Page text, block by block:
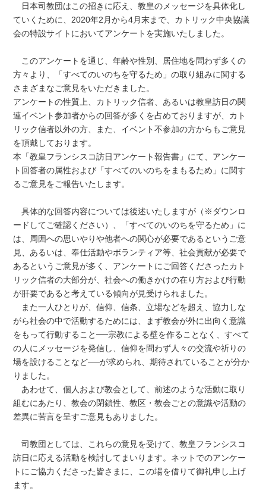
日本司教団はこの招きに応え、教皇のメッセージを具体化し
ていくために、2020年2月から4月末まで、カトリック中央協議
会の特設サイトにおいてアンケートを実施いたしました。
このアンケートを通じ、年齢や性別、居住地を問わず多くの
方々より、「すべてのいのちを守るため」の取り組みに関する
さまざまなご意見をいただきました。
アンケートの性質上、カトリック信者、あるいは教皇訪日の関
連イベント参加者からの回答が多くを占めておりますが、カト
リック信者以外の方、また、イベント不参加の方からもご意見
を頂戴しております。
本「教皇フランシスコ訪日アンケート報告書」にて、アンケー
ト回答者の属性および「すべてのいのちをまもるため」に関す
るご意見をご報告いたします。
具体的な回答内容については後述いたしますが（※ダウンロ
ードしてご確認ください）、「すべてのいのちを守るため」に
は、周囲への思いやりや他者への関心が必要であるというご意
見、あるいは、奉仕活動やボランティア等、社会貢献が必要で
あるというご意見が多く、アンケートにご回答くださったカト
リック信者の大部分が、社会への働きかけの在り方および行動
が肝要であると考えている傾向が見受けられました。
また一人ひとりが、信仰、信条、立場などを超え、協力しな
がら社会の中で活動するためには、まず教会が外に出向く意識
をもって行動すること──宗教による壁を作ることなく、すべて
の人にメッセージを発信し、信仰を問わず人々の交流や祈りの
場を設けることなど──が求められ、期待されていることが分か
りました。
あわせて、個人および教会として、前述のような活動に取り
組むにあたり、教会の閉鎖性、教区・教会ごとの意識や活動の
差異に苦言を呈すご意見もありました。
司教団としては、これらの意見を受けて、教皇フランシスコ
訪日に応える活動を検討してまいります。ネットでのアンケー
トにご協力くださった皆さまに、この場を借りて御礼申し上げ
ます。